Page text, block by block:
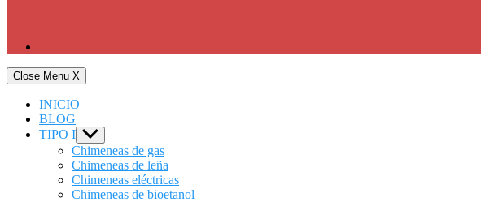
Close Menu X
INICIO
BLOG
TIPO I Show
sub
menu
Chimeneas de gas
Chimeneas de leña
Chimeneas eléctricas
Chimeneas de bioetanol